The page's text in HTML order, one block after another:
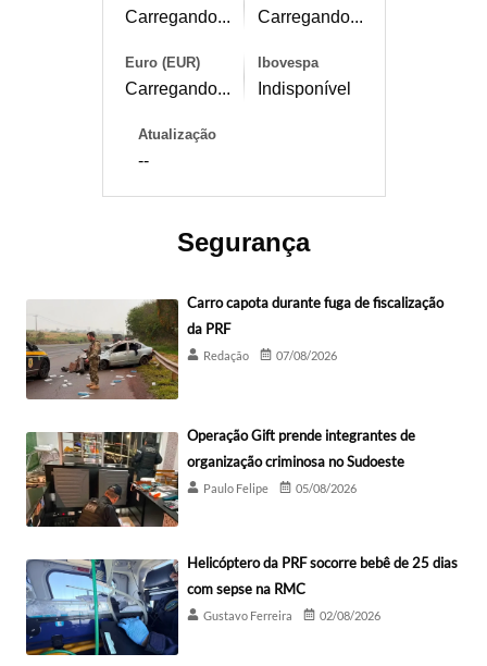
Carregando... Carregando...
Euro (EUR)
Carregando...
Ibovespa
Indisponível
Atualização
--
Segurança
Carro capota durante fuga de fiscalização
da PRF
Redação 07/08/2026
Operação Gift prende integrantes de
organização criminosa no Sudoeste
Paulo Felipe 05/08/2026
Helicóptero da PRF socorre bebê de 25 dias
com sepse na RMC
Gustavo Ferreira 02/08/2026